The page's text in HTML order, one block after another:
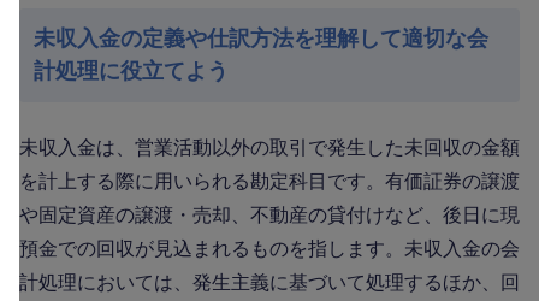
未収入金の定義や仕訳方法を理解して適切な会
計処理に役立てよう
未収入金は、営業活動以外の取引で発生した未回収の金額
を計上する際に用いられる勘定科目です。有価証券の譲渡
や固定資産の譲渡・売却、不動産の貸付けなど、後日に現
預金での回収が見込まれるものを指します。未収入金の会
計処理においては、発生主義に基づいて処理するほか、回